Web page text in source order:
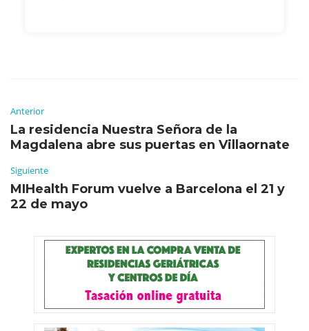
Anterior
La residencia Nuestra Señora de la
Magdalena abre sus puertas en Villaornate
Siguiente
MIHealth Forum vuelve a Barcelona el 21 y
22 de mayo